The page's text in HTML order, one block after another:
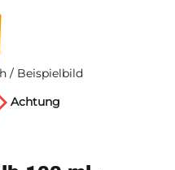
/ Beispielbild
Achtung